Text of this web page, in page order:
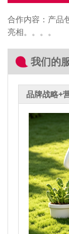
合作内容：产品
亮相。。。。
我们的
品牌战略+